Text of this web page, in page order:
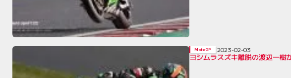
ヨシムラスズキ離脱の渡辺一
MotoGP 2023-02-03